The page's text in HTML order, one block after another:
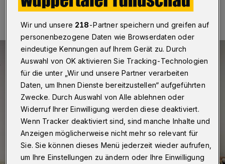
Wir und unsere 218-Partner speichern und greifen auf
personenbezogene Daten wie Browserdaten oder
eindeutige Kennungen auf Ihrem Gerät zu. Durch
Auswahl von OK aktivieren Sie Tracking-Technologien
für die unter „Wir und unsere Partner verarbeiten
Daten, um Ihnen Dienste bereitzustellen“ aufgeführten
Zwecke. Durch Auswahl von Alle ablehnen oder
Widerruf Ihrer Einwilligung werden diese deaktiviert.
Wenn Tracker deaktiviert sind, sind manche Inhalte und
Anzeigen möglicherweise nicht mehr so relevant für
Sie. Sie können dieses Menü jederzeit wieder aufrufen,
um Ihre Einstellungen zu ändern oder Ihre Einwilligung